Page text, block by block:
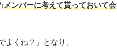
メンバーに考えて貰っておいて会
くね？」となり、